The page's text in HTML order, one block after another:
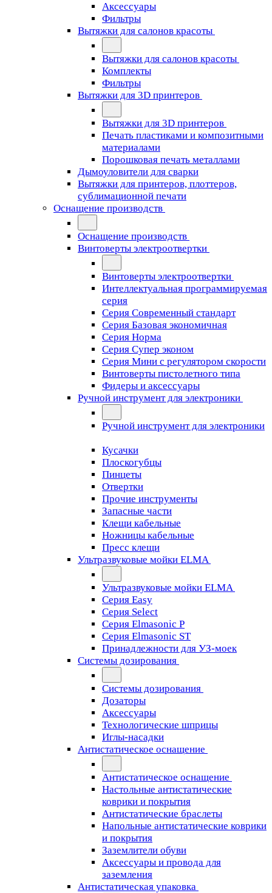
Аксессуары
Фильтры
Вытяжки для салонов красоты
Вытяжки для салонов красоты
Комплекты
Фильтры
Вытяжки для 3D принтеров
Вытяжки для 3D принтеров
Печать пластиками и композитными
материалами
Порошковая печать металлами
Дымоуловители для сварки
Вытяжки для принтеров, плоттеров,
сублимационной печати
Оснащение производств
Оснащение производств
Винтоверты электроотвертки
Винтоверты электроотвертки
Интеллектуальная программируемая
серия
Серия Современный стандарт
Серия Базовая экономичная
Серия Норма
Серия Cупер эконом
Серия Мини с регулятором скорости
Винтоверты пистолетного типа
Фидеры и аксессуары
Ручной инструмент для электроники
Ручной инструмент для электроники
Кусачки
Плоскогубцы
Пинцеты
Отвертки
Прочие инструменты
Запасные части
Клещи кабельные
Ножницы кабельные
Пресс клещи
Ультразвуковые мойки ELMA
Ультразвуковые мойки ELMA
Серия Easy
Серия Select
Серия Elmasonic P
Серия Elmasonic ST
Принадлежности для УЗ-моек
Системы дозирования
Системы дозирования
Дозаторы
Аксессуары
Технологические шприцы
Иглы-насадки
Антистатическое оснащение
Антистатическое оснащение
Настольные антистатические
коврики и покрытия
Антистатические браслеты
Напольные антистатические коврики
и покрытия
Заземлители обуви
Аксессуары и провода для
заземления
Антистатическая упаковка